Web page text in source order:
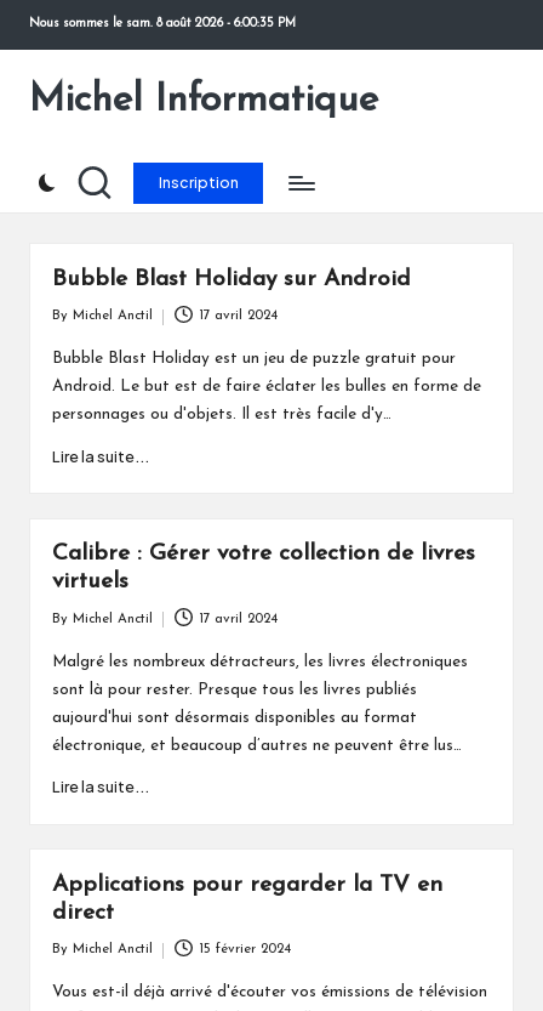
Skip
content
Nous sommes le sam. 8 août 2026- 6:00:36 PM
Michel Informatique
Inscription
Bubble Blast Holiday sur Android
by
By Michel Anctil 17 avril 2024
Bubble Blast Holiday est un jeu de puzzle gratuit pour
Android. Le but est de faire éclater les bulles en forme de
personnages ou d'objets. Il est très facile d'y…
Lire la suite...
Calibre : Gérer votre collection de livres
virtuels
by
By Michel Anctil 17 avril 2024
Malgré les nombreux détracteurs, les livres électroniques
sont là pour rester. Presque tous les livres publiés
aujourd'hui sont désormais disponibles au format
électronique, et beaucoup d’autres ne peuvent être lus…
Lire la suite...
Applications pour regarder la TV en
direct
by
By Michel Anctil 15 février 2024
Vous est-il déjà arrivé d'écouter vos émissions de télévision